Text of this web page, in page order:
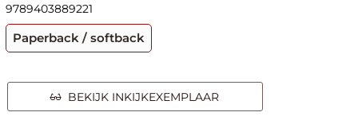
9789403889221
Paperback / softback
BEKIJK INKIJKEXEMPLAAR